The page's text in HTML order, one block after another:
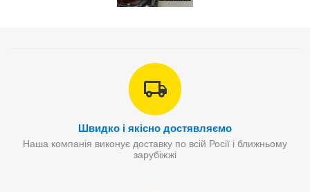
Швидко і якісно достявляємо
Наша компанія виконує доставку по всій Росії і ближньому
зарубіжжі